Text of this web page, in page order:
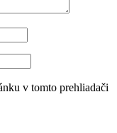
v tomto prehliadači